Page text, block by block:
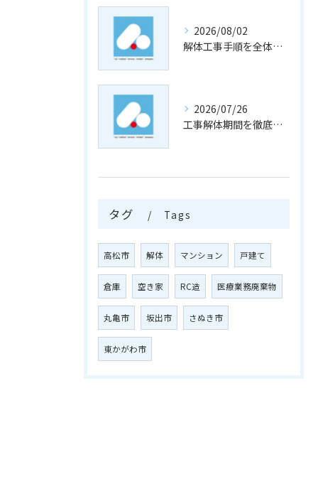
2026/08/02
解体工事手順を全体像から工程表作成・実務管理まで詳しく解説
2026/07/26
工事解体期間を徹底解説香川県綾歌郡綾川町で木造住宅をスムーズに解体するスケジュールと注意点
タグ Tags
高松市 解体 マンション 戸建て
倉庫 空き家 RC造 医療業務廃棄物
丸亀市 坂出市 さぬき市
東かがわ市